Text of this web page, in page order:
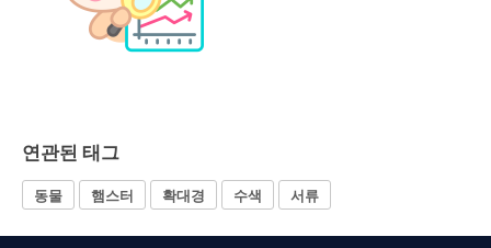
연관된 태그
동물 햄스터 확대경 수색 서류